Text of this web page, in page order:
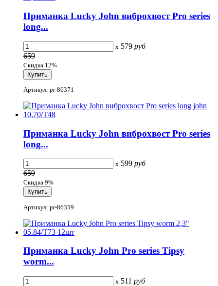
Приманка Lucky John виброхвост Pro series
long...
x 579 руб
659
Скидка 12%
Артикул: pr-86371
Приманка Lucky John виброхвост Pro series
long...
x 599 руб
659
Скидка 9%
Артикул: pr-86359
Приманка Lucky John Pro series Tipsy
worm...
x 511 руб